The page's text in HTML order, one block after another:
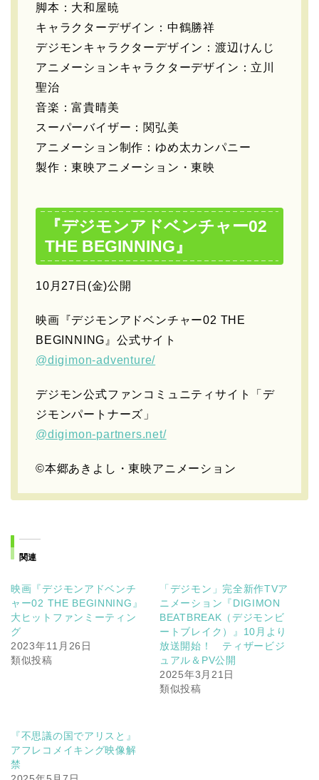
脚本：大和屋暁
キャラクターデザイン：中鶴勝祥
デジモンキャラクターデザイン：渡辺けんじ
アニメーションキャラクターデザイン：立川
聖治
音楽：富貴晴美
スーパーバイザー：関弘美
アニメーション制作：ゆめ太カンパニー
製作：東映アニメーション・東映
『デジモンアドベンチャー02
THE BEGINNING』
10月27日(金)公開
映画『デジモンアドベンチャー02 THE
BEGINNING』公式サイト
@digimon-adventure/
デジモン公式ファンコミュニティサイト「デ
ジモンパートナーズ」
@digimon-partners.net/
©本郷あきよし・東映アニメーション
関連
映画『デジモンアドベンチ
ャー02 THE BEGINNING』
大ヒットファンミーティン
グ
2023年11月26日
類似投稿
「デジモン」完全新作TVア
ニメーション『DIGIMON
BEATBREAK（デジモンビ
ートブレイク）』10月より
放送開始！ ティザービジ
ュアル＆PV公開
2025年3月21日
類似投稿
『不思議の国でアリスと』
アフレコメイキング映像解
禁